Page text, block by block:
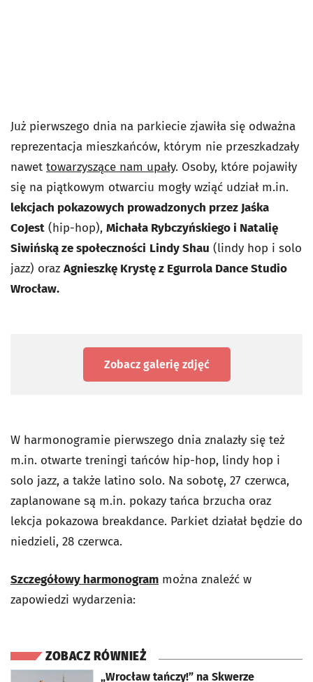
Już pierwszego dnia na parkiecie zjawiła się odważna
reprezentacja mieszkańców, którym nie przeszkadzały
nawet towarzyszące nam upały. Osoby, które pojawiły
się na piątkowym otwarciu mogły wziąć udział m.in.
lekcjach pokazowych prowadzonych przez Jaśka
CoJest (hip-hop), Michała Rybczyńskiego i Natalię
Siwińską ze społeczności Lindy Shau (lindy hop i solo
jazz) oraz Agnieszkę Krystę z Egurrola Dance Studio
Wrocław.
Zobacz galerię zdjęć
W harmonogramie pierwszego dnia znalazły się też
m.in. otwarte treningi tańców hip-hop, lindy hop i
solo jazz, a także latino solo. Na sobotę, 27 czerwca,
zaplanowane są m.in. pokazy tańca brzucha oraz
lekcja pokazowa breakdance. Parkiet działał będzie do
niedzieli, 28 czerwca.
Szczegółowy harmonogram można znaleźć w
zapowiedzi wydarzenia:
ZOBACZ RÓWNIEŻ
„Wrocław tańczy!” na Skwerze
otworzy się w nowej karcie